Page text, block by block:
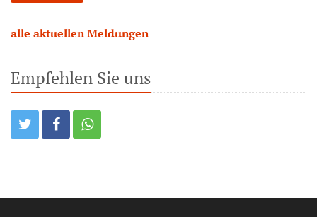
alle aktuellen Meldungen
Empfehlen Sie uns